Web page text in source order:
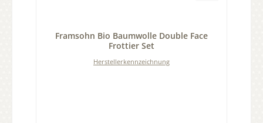
Framsohn Bio Baumwolle Double Face
Frottier Set
Herstellerkennzeichnung